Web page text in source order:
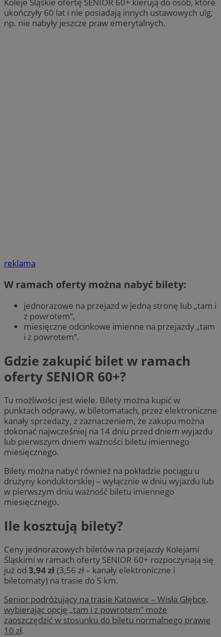
ukończyły 60 lat i nie posiadają innych ustawowych ulg,
np. nie nabyły jeszcze praw emerytalnych.
reklama
W ramach oferty można nabyć bilety:
jednorazowe na przejazd w jedną stronę lub „tam i
z powrotem”,
miesięczne odcinkowe imienne na przejazdy „tam
i z powrotem”.
Gdzie zakupić bilet w ramach
oferty SENIOR 60+?
Tu możliwości jest wiele. Bilety można kupić w
punktach odprawy, w biletomatach, przez elektroniczne
kanały sprzedaży, z zaznaczeniem, że zakupu można
dokonać najwcześniej na 14 dniu przed dniem wyjazdu
lub pierwszym dniem ważności biletu imiennego
miesięcznego.
Bilety można nabyć również na pokładzie pociągu u
drużyny konduktorskiej – wyłącznie w dniu wyjazdu lub
w pierwszym dniu ważność biletu imiennego
miesięcznego.
Ile kosztują bilety?
Ceny jednorazowych biletów na przejazdy Kolejami
Śląskimi w ramach oferty SENIOR 60+ rozpoczynają się
już od 3,94 zł(3,56 zł – kanały elektroniczne i
biletomaty) na trasie do 5 km.
Senior podróżujący na trasie Katowice – Wisła Głębce,
wybierając opcję „tam i z powrotem” może
zaoszczędzić w stosunku do biletu normalnego prawie
10 zł.